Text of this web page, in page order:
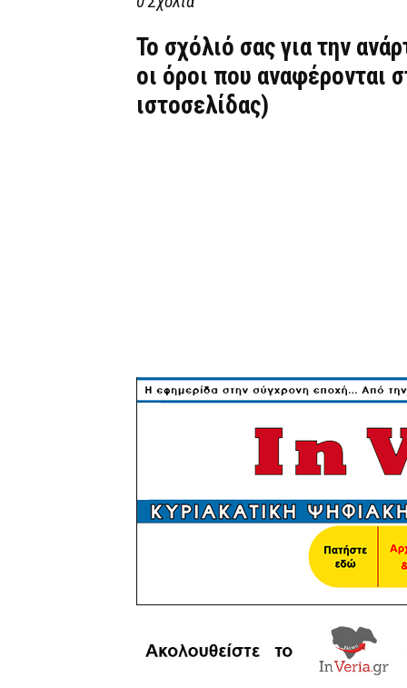
Το σχόλιό σας για την
οι όροι που αναφέρονται
ιστοσελίδας)